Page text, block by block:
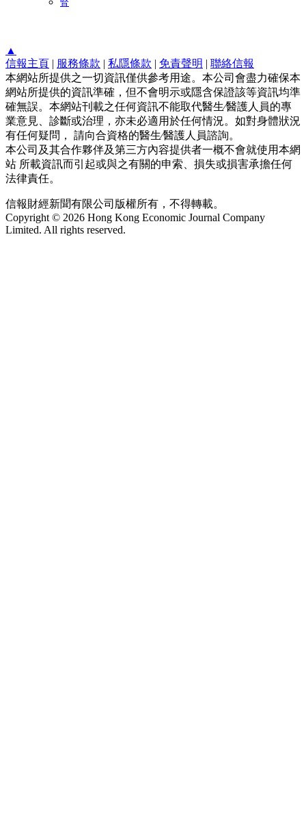
腎
▲
信報主頁 | 服務條款 | 私隱條款 | 免責聲明 | 聯絡信報
本網站所提供之一切資訊僅供參考用途。本公司會盡力確保本
網站所提供的資訊準確，但不會明示或隱含保證該等資訊均準
確無誤。本網站刊載之任何資訊不能取代醫生∕醫護人員的專
業意見、診斷或治理，亦未必適用於任何情況。如對身體狀況
有任何疑問， 請向合資格的醫生∕醫護人員諮詢。
本公司及其合作夥伴及第三方內容提供者一概不會就使用本網
站 所載資訊而引起或與之有關的申索、損失或損害承擔任何
法律責任。
信報財經新聞有限公司版權所有，不得轉載。
Copyright © 2026 Hong Kong Economic Journal Company
Limited. All rights reserved.